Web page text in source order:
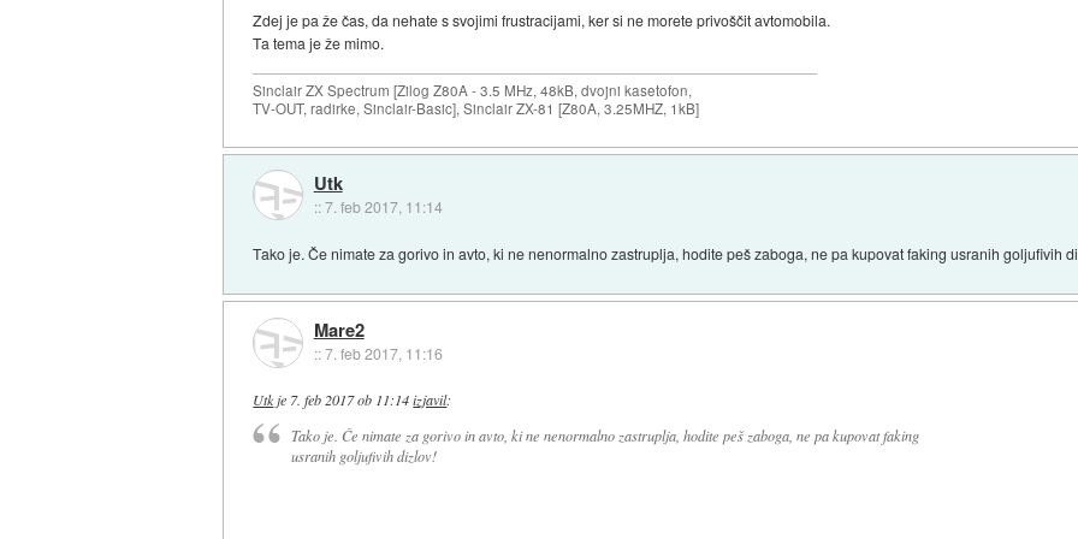
Zdej je pa že čas, da nehate s svojimi frustracijami, ker si ne morete privoščit avtomobila.
Ta tema je že mimo.
Sinclair ZX Spectrum [Zilog Z80A - 3.5 MHz, 48kB, dvojni kasetofon,
TV-OUT, radirke, Sinclair-Basic], Sinclair ZX-81 [Z80A, 3.25MHZ, 1kB]
Utk
::7. feb 2017, 11:14
Tako je. Če nimate za gorivo in avto, ki ne nenormalno zastruplja, hodite peš zaboga, ne pa kupovat faking usranih goljufivih
Mare2
::7. feb 2017, 11:16
Utkje 7. feb 2017 ob 11:14 izjavil:
Tako je. Če nimate za gorivo in avto, ki ne nenormalno zastruplja, hodite peš zaboga, ne pa kupovat faking
usranih goljufivih dizlov!